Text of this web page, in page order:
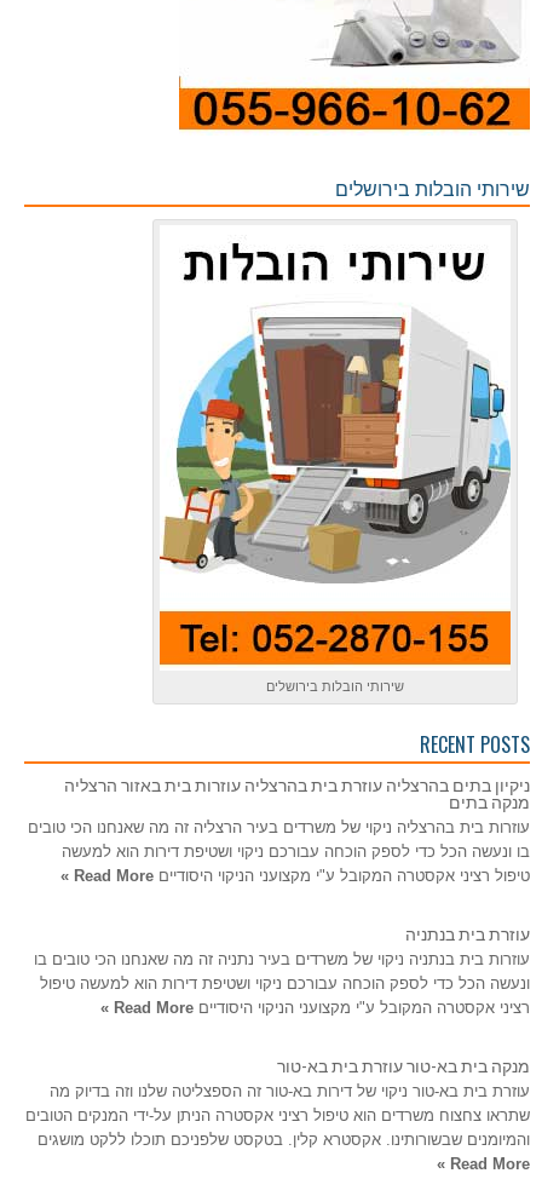
שירותי הובלות בירושלים
שירותי הובלות בירושלים
RECENT POSTS
ניקיון בתים בהרצליה עוזרת בית בהרצליה עוזרות בית באזור הרצליה
מנקה בתים
עוזרות בית בהרצליה ניקוי של משרדים בעיר הרצליה זה מה שאנחנו הכי טובים
בו ונעשה הכל כדי לספק הוכחה עבורכם ניקוי ושטיפת דירות הוא למעשה
טיפול רציני אקסטרה המקובל ע"י מקצועני הניקוי היסודיים Read More »
עוזרת בית בנתניה
עוזרות בית בנתניה ניקוי של משרדים בעיר נתניה זה מה שאנחנו הכי טובים בו
ונעשה הכל כדי לספק הוכחה עבורכם ניקוי ושטיפת דירות הוא למעשה טיפול
רציני אקסטרה המקובל ע"י מקצועני הניקוי היסודיים Read More »
מנקה בית בא-טור עוזרת בית בא-טור
עוזרת בית בא-טור ניקוי של דירות בא-טור זה הספצליטה שלנו וזה בדיוק מה
שתראו צחצוח משרדים הוא טיפול רציני אקסטרה הניתן על-ידי המנקים הטובים
והמיומנים שבשורותינו. אקסטרא קלין. בטקסט שלפניכם תוכלו ללקט מושגים
Read More »